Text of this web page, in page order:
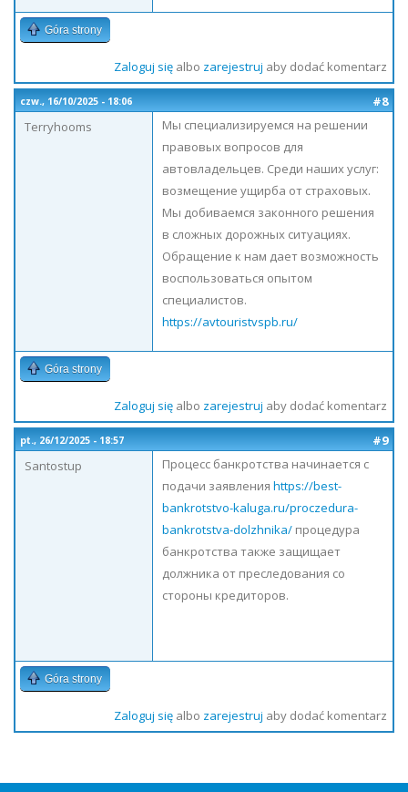
Góra strony
Zaloguj sięalbo zarejestruj aby dodać komentarz
czw., 16/10/2025 - 18:06
#8
Terryhooms
Мы специализируемся на решении
правовых вопросов для
автовладельцев. Среди наших услуг:
возмещение ущирба от страховых.
Мы добиваемся законного решения
в сложных дорожных ситуациях.
Обращение к нам дает возможность
воспользоваться опытом
специалистов.
https://avtouristvspb.ru/
Góra strony
Zaloguj sięalbo zarejestruj aby dodać komentarz
pt., 26/12/2025 - 18:57
#9
Santostup
Процесс банкротства начинается с
подачи заявления https://best-
bankrotstvo-kaluga.ru/proczedura-
bankrotstva-dolzhnika/ процедура
банкротства также защищает
должника от преследования со
стороны кредиторов.
Góra strony
Zaloguj sięalbo zarejestruj aby dodać komentarz